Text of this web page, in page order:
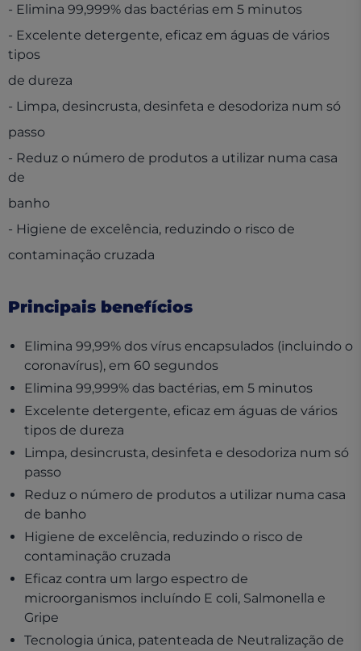
- Elimina 99,999% das bactérias em 5 minutos
- Excelente detergente, eficaz em águas de vários
tipos
de dureza
- Limpa, desincrusta, desinfeta e desodoriza num só
passo
- Reduz o número de produtos a utilizar numa casa
de
banho
- Higiene de excelência, reduzindo o risco de
contaminação cruzada
Principais benefícios
Elimina 99,99% dos vírus encapsulados (incluindo o
coronavírus), em 60 segundos
Elimina 99,999% das bactérias, em 5 minutos
Excelente detergente, eficaz em águas de vários
tipos de dureza
Limpa, desincrusta, desinfeta e desodoriza num só
passo
Reduz o número de produtos a utilizar numa casa
de banho
Higiene de excelência, reduzindo o risco de
contaminação cruzada
Eficaz contra um largo espectro de
microorganismos incluíndo E coli, Salmonella e
Gripe
Tecnologia única, patenteada de Neutralização de